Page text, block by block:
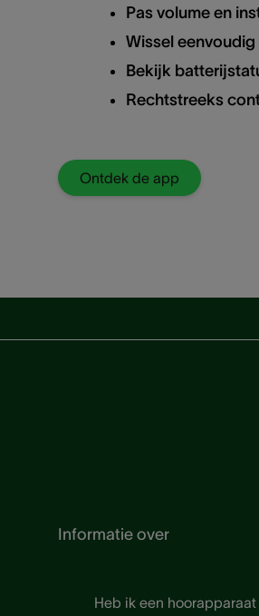
Pas volume en
Wissel eenvoudig
Bekijk
Rechtstreeks
Ontdek de app
Informatie over
Heb ik een